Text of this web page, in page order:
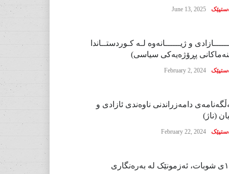
June 13, 2025
و ژیــــــانەوە لـە کـوردستــاندا
پڕۆژەیەکی سیاسی)
February 2, 2024
دامەزراندنی ناوەندی ئازادی و
(ناژ)
February 22, 2024